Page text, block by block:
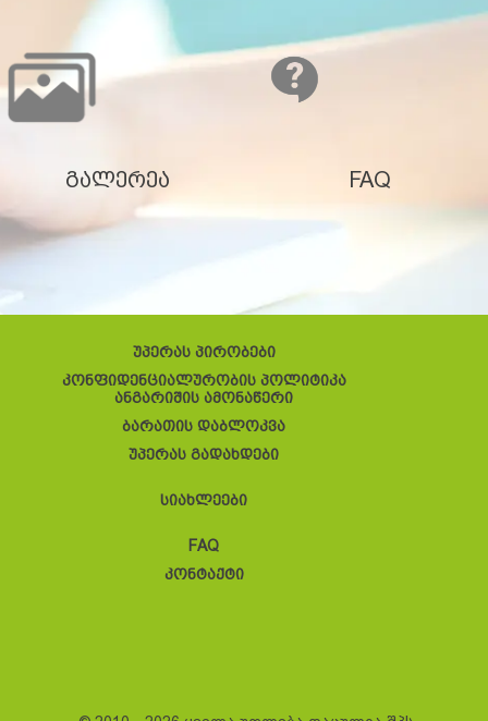
გალერეა FAQ
უპერას პირობები
კონფიდენციალურობის პოლიტიკა
ანგარიშის ამონაწერი
ბარათის დაბლოკვა
უპერას გადახდები
სიახლეები
FAQ
კონტაქტი